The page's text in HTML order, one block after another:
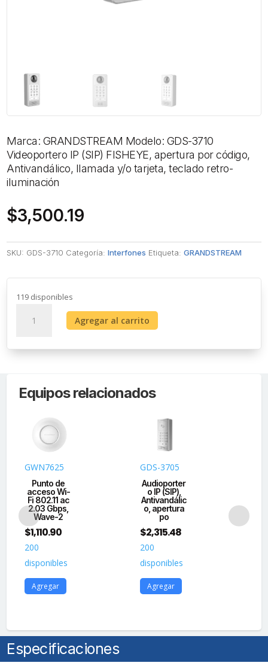
Marca: GRANDSTREAM Modelo: GDS-3710
Videoportero IP (SIP) FISHEYE, apertura por código,
Antivandálico, llamada y/o tarjeta, teclado retro-
iluminación
$3,500.19
SKU: GDS-3710 Categoría:Interfones Etiqueta:GRANDSTREAM
119 disponibles
Videoportero
FISHEYE,
código,
llamada
teclado
iluminación
cantidad
Agregar al carrito
Equipos relacionados
GWN7625
Punto de
acceso Wi-
Fi 802.11 ac
2.03 Gbps,
Wave-2
$1,110.90
200
disponibles
Agregar
GDS-3705
Audioporter
o IP (SIP),
Antivandálic
o, apertura
po
$2,315.48
200
disponibles
Agregar
Especificaciones